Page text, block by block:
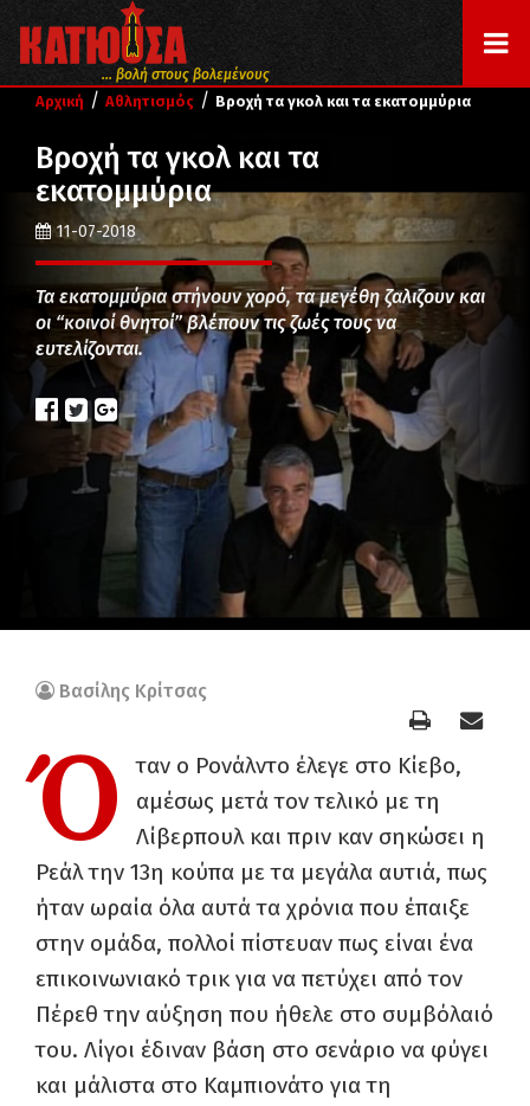
... βολή στους βολεμένους
Αρχική / Αθλητισμός / Βροχή τα γκολ και τα εκατομμύρια
Βροχή τα γκολ και τα
εκατομμύρια
11-07-2018
Τα εκατομμύρια στήνουν χορό, τα μεγέθη ζαλιζουν και
οι “κοινοί θνητοί” βλέπουν τις ζωές τους να
ευτελίζονται.
Βασίλης Κρίτσας
Ό
ταν ο Ρονάλντο έλεγε στο Κίεβο,
αμέσως μετά τον τελικό με τη
Λίβερπουλ και πριν καν σηκώσει η
Ρεάλ την 13η κούπα με τα μεγάλα αυτιά, πως
ήταν ωραία όλα αυτά τα χρόνια που έπαιξε
στην ομάδα, πολλοί πίστευαν πως είναι ένα
επικοινωνιακό τρικ για να πετύχει από τον
Πέρεθ την αύξηση που ήθελε στο συμβόλαιό
του. Λίγοι έδιναν βάση στο σενάριο να φύγει
και μάλιστα στο Καμπιονάτο για τη